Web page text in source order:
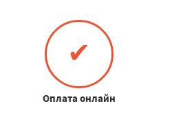
✔
Оплата онлайн